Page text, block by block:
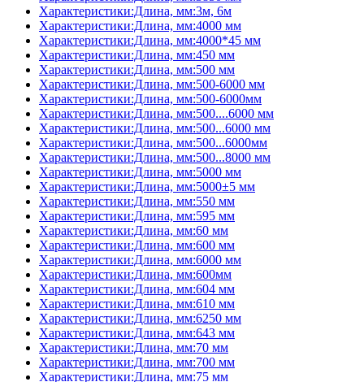
Характеристики:Длина, мм:3м, 6м
Характеристики:Длина, мм:4000 мм
Характеристики:Длина, мм:4000*45 мм
Характеристики:Длина, мм:450 мм
Характеристики:Длина, мм:500 мм
Характеристики:Длина, мм:500-6000 мм
Характеристики:Длина, мм:500-6000мм
Характеристики:Длина, мм:500....6000 мм
Характеристики:Длина, мм:500...6000 мм
Характеристики:Длина, мм:500...6000мм
Характеристики:Длина, мм:500...8000 мм
Характеристики:Длина, мм:5000 мм
Характеристики:Длина, мм:5000±5 мм
Характеристики:Длина, мм:550 мм
Характеристики:Длина, мм:595 мм
Характеристики:Длина, мм:60 мм
Характеристики:Длина, мм:600 мм
Характеристики:Длина, мм:6000 мм
Характеристики:Длина, мм:600мм
Характеристики:Длина, мм:604 мм
Характеристики:Длина, мм:610 мм
Характеристики:Длина, мм:6250 мм
Характеристики:Длина, мм:643 мм
Характеристики:Длина, мм:70 мм
Характеристики:Длина, мм:700 мм
Характеристики:Длина, мм:75 мм